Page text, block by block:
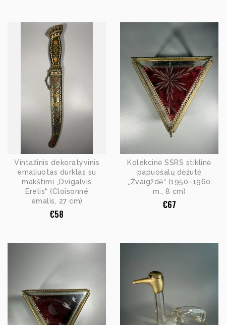
Vintažinis dekoratyvinis
emaliuotas durklas su
makštimi „Dvigalvis
Erelis“ (Cloisonné
emalis, 27 cm)
€58
Kolekcinė SSRS stiklinė
papuošalų dėžutė
„Žvaigždė“ (1950–1960
m., 8 cm)
€67